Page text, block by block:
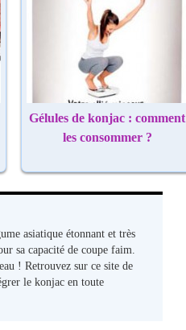
Gélules de konjac : comment
les consommer ?
asiatique étonnant et très
sa capacité de coupe faim.
! Retrouvez sur ce site de
le konjac en toute